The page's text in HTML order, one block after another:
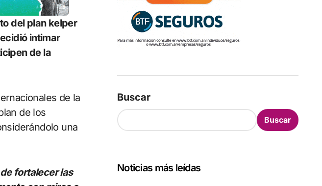
intimar
de la
de la
de los
una
fortalecer las
Buscar
Buscar
Noticias más leídas